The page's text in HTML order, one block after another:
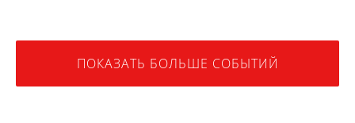
ПОКАЗАТЬ БОЛЬШЕ СОБЫТИЙ